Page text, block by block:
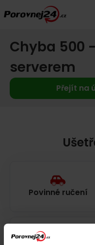
Chyba 500
serverem
Přejít na
Povinné ručení